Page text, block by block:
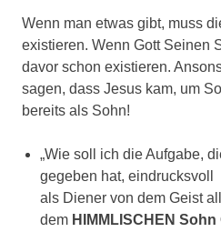
Wenn man etwas gibt, muss
existieren. Wenn Gott Seinen
davor schon existieren.
sagen, dass Jesus kam, um
bereits als Sohn!
„Wie soll ich die Aufgabe,
gegeben hat, eindrucksvoll
als Diener von dem Geist
dem HIMMLISCHEN